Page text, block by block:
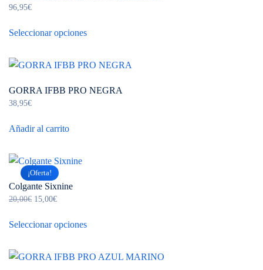
96,95€
Seleccionar opcionesproducto
múltiples
Las
producto
GORRA IFBB PRO NEGRA
38,95€
Añadir al carrito
¡Oferta!
Colgante Sixnine
20,00€ El
original
15,00€El
actual
Seleccionar opcionesproducto
múltiples